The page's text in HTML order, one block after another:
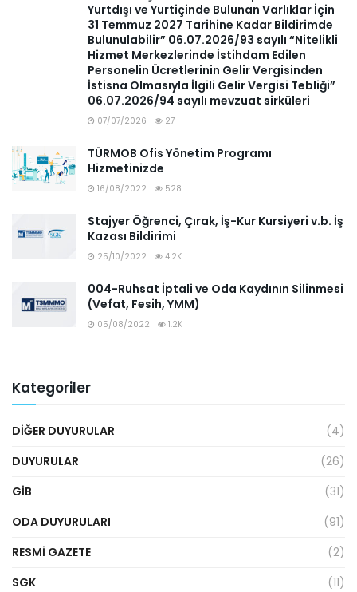
Yurtdışı ve Yurtiçinde Bulunan Varlıklar İçin
31 Temmuz 2027 Tarihine Kadar Bildirimde
Bulunulabilir” 06.07.2026/93 sayılı “Nitelikli
Hizmet Merkezlerinde İstihdam Edilen
Personelin Ücretlerinin Gelir Vergisinden
İstisna Olmasıyla İlgili Gelir Vergisi Tebliği”
06.07.2026/94 sayılı mevzuat sirküleri
07/07/2026 27
TÜRMOB Ofis Yönetim Programı
Hizmetinizde
16/08/2022 528
Stajyer Öğrenci, Çırak, İş-Kur Kursiyeri v.b. İş
Kazası Bildirimi
25/10/2022 4.2K
004-Ruhsat İptali ve Oda Kaydının Silinmesi
(Vefat, Fesih, YMM)
05/08/2022 1.2K
Kategoriler
DIĞER DUYURULAR
(4)
DUYURULAR
(26)
GİB
(31)
ODA DUYURULARI
(91)
RESMI GAZETE
(2)
SGK
(11)